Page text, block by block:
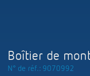
Détecteurs
Commutation
Communiqué
BIM-Portail
Design
Distribution
Aide au Choix
Boîtier de
N° de réf.: 9070992